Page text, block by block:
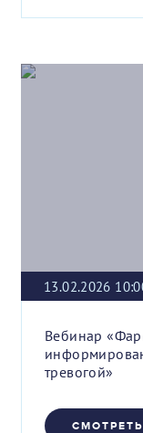
13.02.2026
Вебинар
тревогой»
СМОТРЕТЬ